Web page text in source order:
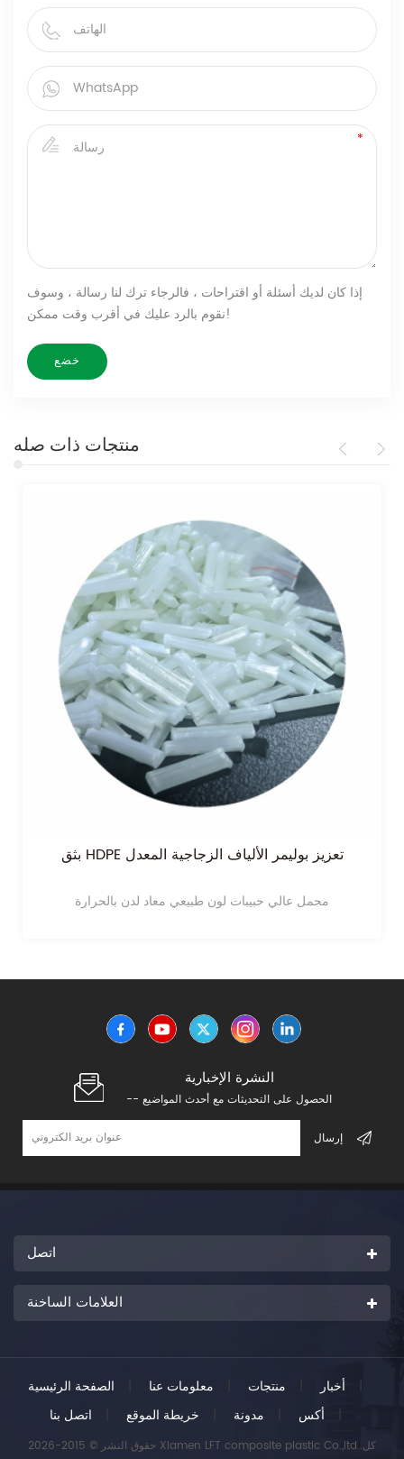
إذا كان لديك أسئلة أو اقتراحات ، فالرجاء ترك لنا رسالة ، وسوف
نقوم بالرد عليك في أقرب وقت ممكن!
منتجات ذات صله
بثق HDPE تعزيز بوليمر الألياف الزجاجية المعدل
محمل عالي حبيبات لون طبيعي معاد لدن بالحرارة
النشرة الإخبارية
-- الحصول على التحديثات مع أحدث المواضيع
اتصل
العلامات الساخنة
الصفحة الرئيسية معلومات عنا منتجات أخبار
|
اتصل بنا
خريطة الموقع مدونة أكس
حقوق النشر © 2015-2026 Xiamen LFT composite plastic Co.,ltd..كل